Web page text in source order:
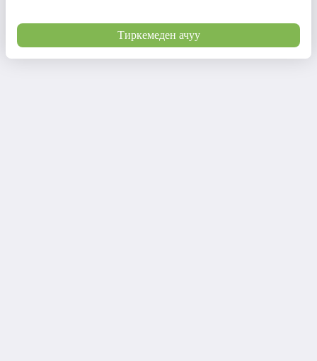
Тиркемеден ачуу